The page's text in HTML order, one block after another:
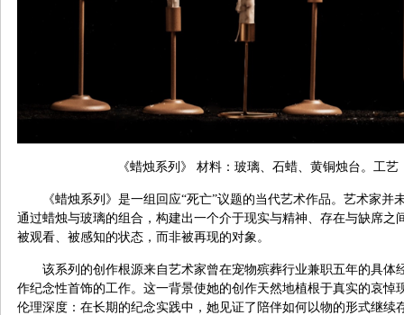
《蜡烛系列》 材料：玻璃、石蜡、黄铜烛台。工
《蜡烛系列》是一组回应“死亡”议题的当代艺术作品。艺术家
通过蜡烛与玻璃的组合，构建出一个介于现实与精神、存在与缺席之
被观看、被感知的状态，而非被再现的对象。
该系列的创作根源来自艺术家曾在宠物殡葬行业兼职五年的具体
作纪念性首饰的工作。这一背景使她的创作天然地植根于真实的哀悼
伦理深度：在长期的纪念实践中，她见证了陪伴如何以物的形式继续